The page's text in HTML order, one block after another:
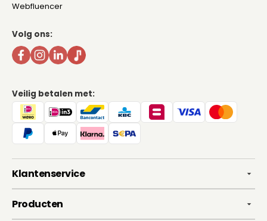
Webfluencer
Volg ons:
Veilig betalen met:
Klantenservice
Producten